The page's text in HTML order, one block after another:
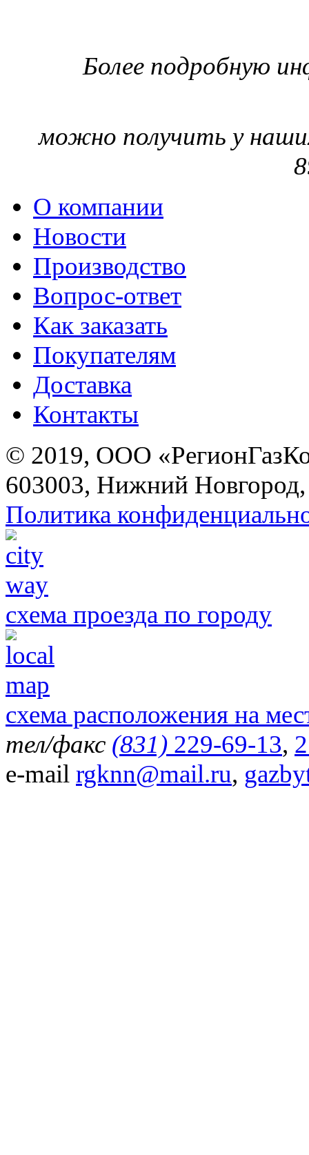
Более подробную
можно получить у
О компании
Новости
Производство
Вопрос-ответ
Как заказать
Покупателям
Доставка
Контакты
© 2019, ООО
603003, Нижний
Политика
схема проезда по городу
схема расположения на
тел/факс (831) 229-69-13,
e-mail rgknn@mail.ru,